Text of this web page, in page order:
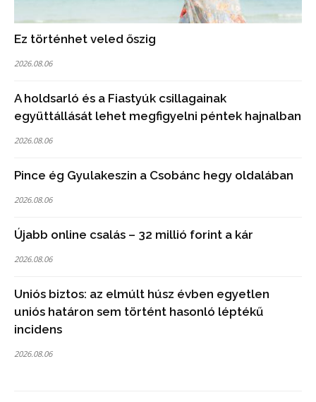
Ez történhet veled őszig
2026.08.06
A holdsarló és a Fiastyúk csillagainak
együttállását lehet megfigyelni péntek hajnalban
2026.08.06
Pince ég Gyulakeszin a Csobánc hegy oldalában
2026.08.06
Újabb online csalás – 32 millió forint a kár
2026.08.06
Uniós biztos: az elmúlt húsz évben egyetlen
uniós határon sem történt hasonló léptékű
incidens
2026.08.06